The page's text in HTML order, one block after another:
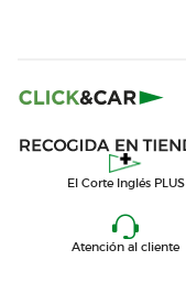
El Corte Inglés PLUS
Atención al cliente